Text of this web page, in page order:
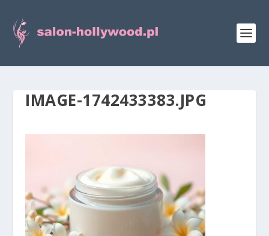
IMAGE-1742433383.JPG